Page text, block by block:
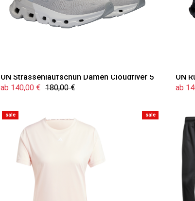
ON Strassenlaufschuh Damen Cloudflyer 5
ab 140,00 € 180,00 €
ON
ab
sale sale